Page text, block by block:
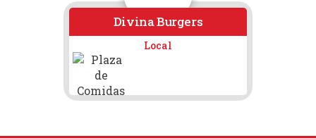
Divina Burgers
Local